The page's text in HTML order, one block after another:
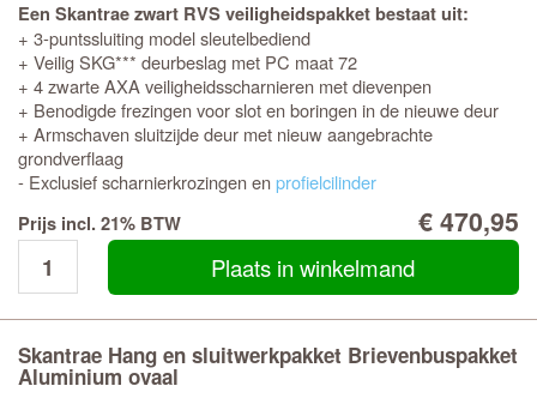
Een Skantrae zwart RVS veiligheidspakket bestaat uit:
+ 3-puntssluiting model sleutelbediend
+ Veilig SKG*** deurbeslag met PC maat 72
+ 4 zwarte AXA veiligheidsscharnieren met dievenpen
+ Benodigde frezingen voor slot en boringen in de nieuwe deur
+ Armschaven sluitzijde deur met nieuw aangebrachte
grondverflaag
- Exclusief scharnierkrozingen enprofielcilinder
Prijs incl. 21% BTW
€ 470,95
Plaats in winkelmand
Skantrae Hang en sluitwerkpakket Brievenbuspakket
Aluminium ovaal